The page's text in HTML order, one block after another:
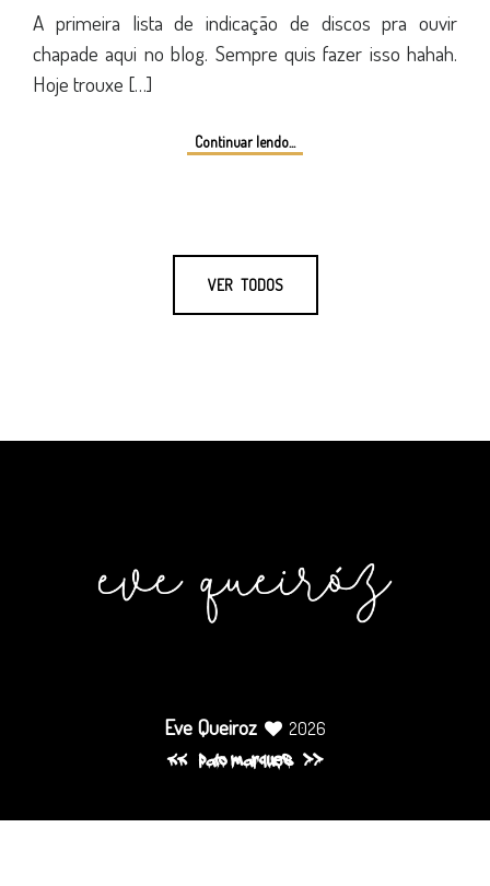
A primeira lista de indicação de discos pra ouvir
chapade aqui no blog. Sempre quis fazer isso hahah.
Hoje trouxe […]
Continuar lendo...
VER TODOS
Eve Queiroz 2026
pato marques